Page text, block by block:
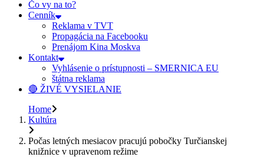
Čo vy na to?
Cenník
Reklama v TVT
Propagácia na Facebooku
Prenájom Kina Moskva
Kontakt
Vyhlásenie o prístupnosti – SMERNICA EU
štátna reklama
🔴 ŽIVÉ VYSIELANIE
Home
Kultúra
Počas letných mesiacov pracujú pobočky Turčianskej
knižnice v upravenom režime